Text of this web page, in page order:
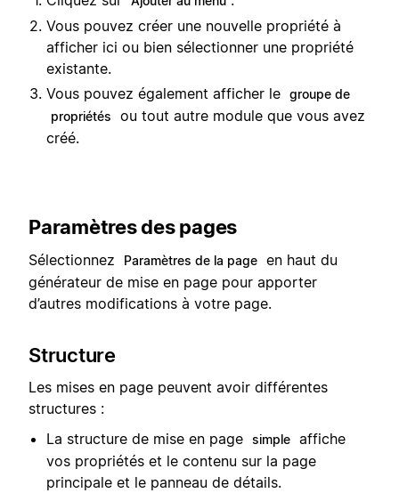
Vous pouvez créer une nouvelle propriété à
afficher ici ou bien sélectionner une propriété
existante.
Vous pouvez également afficher le groupe de
propriétés
ou tout autre module que vous avez
créé.
Paramètres des pages
Sélectionnez Paramètres de la page en haut du
générateur de mise en page pour apporter
d’autres modifications à votre page.
Structure
Les mises en page peuvent avoir différentes
structures :
La structure de mise en page simple affiche
vos propriétés et le contenu sur la page
principale et le panneau de détails.